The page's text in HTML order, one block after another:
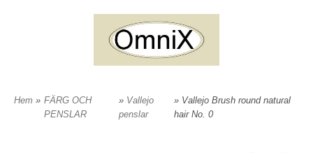
Hem » FÄRG OCH
PENSLAR
» Vallejo
penslar
» Vallejo Brush round natural
hair No. 0